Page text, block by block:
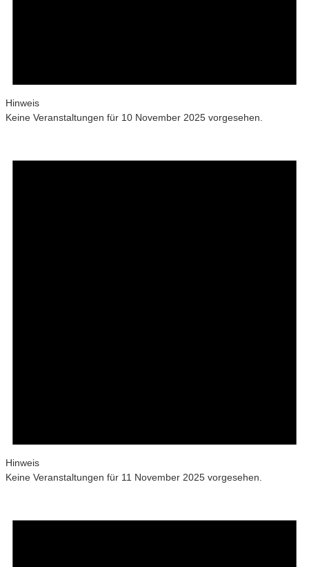
Hinweis
Keine Veranstaltungen für 10 November 2025 vorgesehen.
Hinweis
Keine Veranstaltungen für 11 November 2025 vorgesehen.